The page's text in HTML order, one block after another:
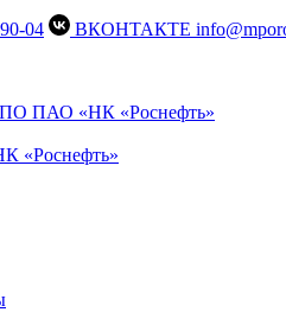
04 ВКОНТАКТЕ
ПАО «НК «Роснефть»
«Роснефть»